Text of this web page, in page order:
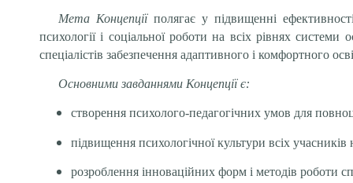
Мета Концепціїполягає у підвищенні
психології і соціальної роботи на всіх рівнях
спеціалістів забезпечення адаптивного і комфортного
Основними завданнями Концепції є:
створення психолого-педагогічних умов для
підвищення психологічної культури всіх
розроблення інноваційних форм і методів роботи